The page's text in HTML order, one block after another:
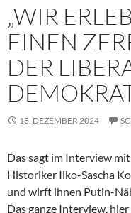
„WIR
EINEN
DER
18. DEZEMBER 2024
Das sagt im Interview
Historiker Ilko-Sascha
und wirft ihnen Putin-
Das ganze Interview,